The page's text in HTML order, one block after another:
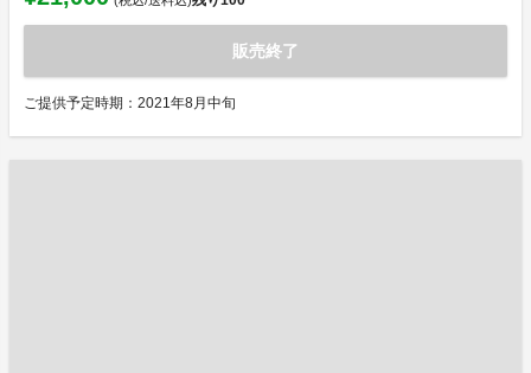
販売終了
ご提供予定時期：2021年8月中旬